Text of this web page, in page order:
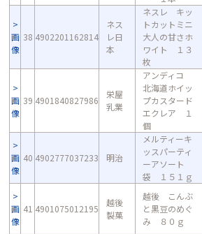
画
像
38 4902201162814
ネス
レ日
本
ネスレ キッ
トカットミニ
大人の甘さホ
ワイト １３
枚
画
像
39 4901840827986
栄屋
乳業
アンディコ
北海道ホイッ
プカスタード
エクレア １
個
画
像
40 4902777037233 明治
メルティーキ
ッスパーティ
ーアソート
袋 １５１ｇ
画
像
41 4901075012195
越後
製菓
越後 こんぶ
と黒豆のめぐ
み ８０ｇ